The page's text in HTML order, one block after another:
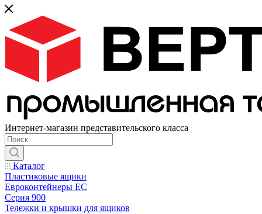
Интернет-магазин представительского класса
Каталог
Пластиковые ящики
Евроконтейнеры ЕС
Серия 900
Тележки и крышки для ящиков